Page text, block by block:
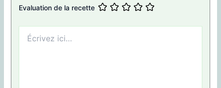
Evaluation de la recette
ici…